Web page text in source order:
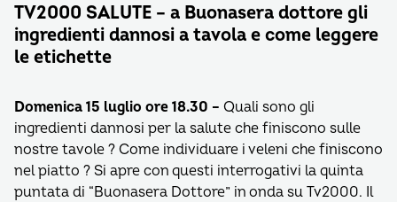
TV2000 SALUTE – a Buonasera dottore gli
ingredienti dannosi a tavola e come leggere
le etichette
Domenica 15 luglio ore 18.30 – Quali sono gli
ingredienti dannosi per la salute che finiscono sulle
nostre tavole ? Come individuare i veleni che finiscono
nel piatto ? Si apre con questi interrogativi la quinta
puntata di “Buonasera Dottore” in onda su Tv2000. Il